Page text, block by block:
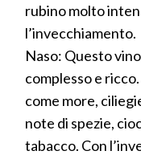
rubino molto
l’invecchiamento.
Naso: Questo
complesso e
come more,
note di spezie,
tabacco. Con